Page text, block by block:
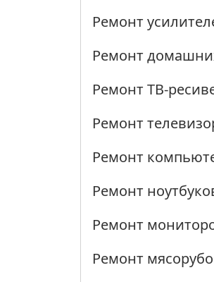
Ремонт
Ремонт
Ремонт ТВ-
Ремонт
Ремонт
Ремонт
Ремонт
Ремонт